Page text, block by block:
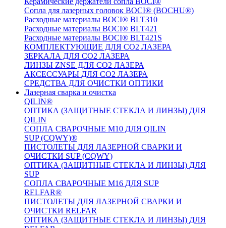
Сопла для лазерных головок BOCI® (BOCHU®)
Расходные материалы BOCI® BLT310
Расходные материалы BOCI® BLT421
Расходные материалы BOCI® BLT421S
КОМПЛЕКТУЮЩИЕ ДЛЯ CO2 ЛАЗЕРА
ЗЕРКАЛА ДЛЯ CO2 ЛАЗЕРА
ЛИНЗЫ ZNSE ДЛЯ CO2 ЛАЗЕРА
АКСЕССУАРЫ ДЛЯ CO2 ЛАЗЕРА
СРЕДСТВА ДЛЯ ОЧИСТКИ ОПТИКИ
Лазерная сварка и очистка
QILIN®
ОПТИКА (ЗАЩИТНЫЕ СТЕКЛА И ЛИНЗЫ) ДЛЯ
QILIN
СОПЛА СВАРОЧНЫЕ M10 ДЛЯ QILIN
SUP (CQWY)®
ПИСТОЛЕТЫ ДЛЯ ЛАЗЕРНОЙ СВАРКИ И
ОЧИСТКИ SUP (CQWY)
ОПТИКА (ЗАЩИТНЫЕ СТЕКЛА И ЛИНЗЫ) ДЛЯ
SUP
СОПЛА СВАРОЧНЫЕ M16 ДЛЯ SUP
RELFAR®
ПИСТОЛЕТЫ ДЛЯ ЛАЗЕРНОЙ СВАРКИ И
ОЧИСТКИ RELFAR
ОПТИКА (ЗАЩИТНЫЕ СТЕКЛА И ЛИНЗЫ) ДЛЯ